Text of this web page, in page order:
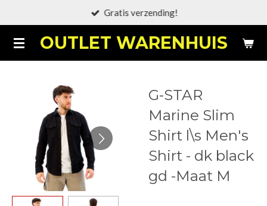
naar
de
OUTLET WARENHUIS
Gratis verzending!
G-STAR
Marine Slim
Shirt l\s Men's
Shirt - dk black
gd -Maat M